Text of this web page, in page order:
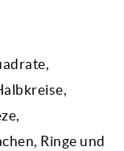
Ringe und